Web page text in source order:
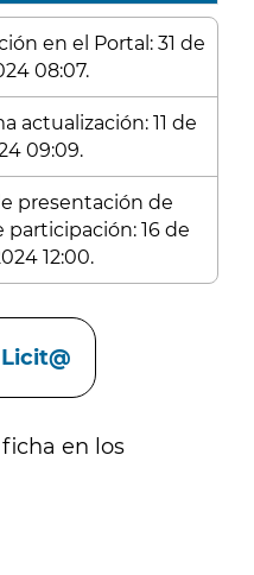
en el Portal: 31 de
08:07.
actualización: 11 de
09:09.
presentación de
16 de
12:00.
en los